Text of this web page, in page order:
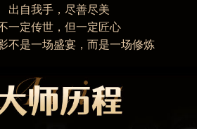
出自我手，尽善尽美
一定传世，但一定匠心
不是一场盛宴，而是一场修炼